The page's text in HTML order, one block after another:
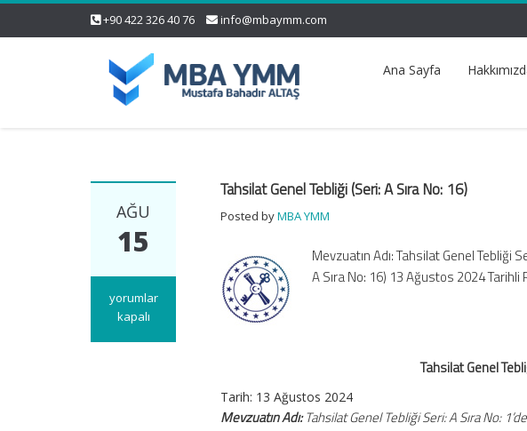
+90 422 326 40 76 info@mbaymm.com
Ana Sayfa
AĞU
15
Tahsilat
Genel
yorumlar
kapalı
Tahsilat Genel Tebliği (Seri: A Sıra No: 16)
Posted byMBA YMM
Mevzuatın Adı: Tahsilat Genel Tebliği
A Sıra No: 16) 13 Ağustos 2024 Tarihli
Tahsilat Genel
Tarih: 13 Ağustos 2024
Mevzuatın Adı:Tahsilat Genel Tebliği Seri: A Sıra No: